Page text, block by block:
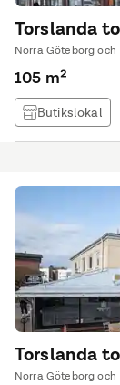
Torslanda
Norra Göteborg och
105 m²
Butikslokal
Torslanda
Norra Göteborg och